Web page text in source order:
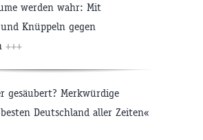
werden wahr: Mit
Knüppeln gegen
+++
gesäubert? Merkwürdige
Deutschland aller Zeiten«